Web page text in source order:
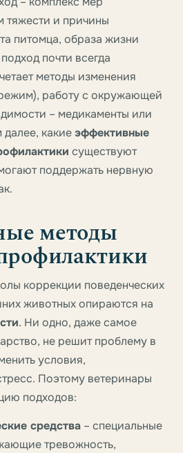
тяжести и причины
питомца, образа жизни
почти всегда
методы изменения
работу с окружающей
– медикаменты или
какиеэффективные
существуют
поддержать нервную
методы
коррекции поведенческих
животных опираются на
. Ни одно, даже самое
не решит проблему в
условия,
Поэтому ветеринары
подходов:
средства – специальные
тревожность,